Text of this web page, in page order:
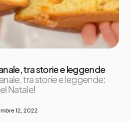
tra storie e leggende
tra storie e leggende:
Natale!
12, 2022